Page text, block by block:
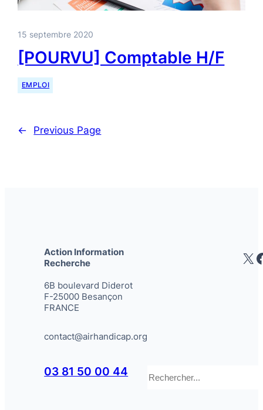
15 septembre 2020
[POURVU] Comptable H/F
EMPLOI
← Previous Page
Action Information
Recherche
6B boulevard Diderot
F-25000 Besançon
FRANCE
contact@airhandicap.org
03 81 50 00 44
X